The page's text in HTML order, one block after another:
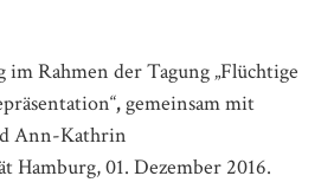
Rahmen der Tagung „Flüchtige
,gemeinsam mit
Ann-Kathrin
Hamburg, 01. Dezember 2016.